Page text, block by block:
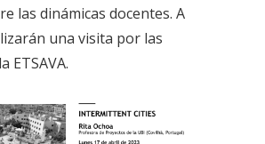
las dinámicas docentes. A
una visita por las
ETSAVA.